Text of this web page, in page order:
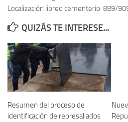
Memoria Histórica
Investigación previa de la represión
1947).
Informe Represión en Toledo 1936-
Informe de la fosa de abril de 1939
Enciclopedia Republicana
Localización libreo cementerio: 889/
QUIZÁS TE INTERESE...
Resumen del proceso de
identificación de represaliados